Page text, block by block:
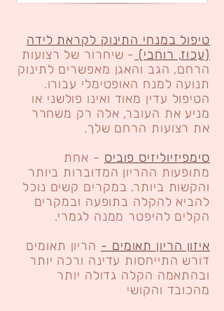
טיפול במנחי התינוק לקראת לידה
(עכוז, רוחבי) - שיחרור של רצועות
הרחם, הגב והאגן מאפשרים לתינוק
תנועה למנח האופטימלי עבורו.
הטיפול עדין מאוד ואינו פולשני או
מניע את העובר, אלה רק משחרר
את רצועות הרחם שלך.
סימפיזיוליזיס פוביס - אחת
מתופעות ההריון המדוברות ביותר
והקשות ביותר. במקרים קשים נוכל
להביא להקלה בתופעה ובמקרים
הקלים להיפטר ממנה לגמרי.
איזון הריון תאומים - הריון תאומים
דורש התייחסות עדינה ורכה יותר
ובהתאמה הקלה גדולה יותר
מהכובד והקושי